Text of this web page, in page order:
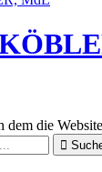
dem die